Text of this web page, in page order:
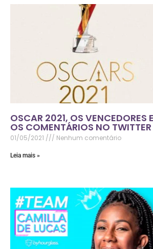
OSCAR 2021, OS VENCEDORES E
OS COMENTÁRIOS NO TWITTER
01/05/2021 Nenhum comentário
Leia mais »